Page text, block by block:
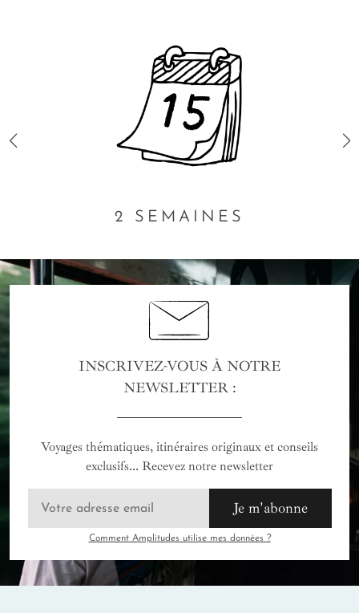
2 SEMAINES
INSCRIVEZ-VOUS À NOTRE
NEWSLETTER :
Voyages thématiques, itinéraires originaux et conseils
exclusifs... Recevez notre newsletter
Je m'abonne
Comment Amplitudes utilise mes données ?